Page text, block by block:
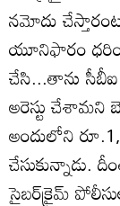
నమోదు
యూనిఫారం
చేసి...తాను
అరెస్టు
అందులోని
చేసుకున్నాడు.
సైబర్‌క్రైమ్‌